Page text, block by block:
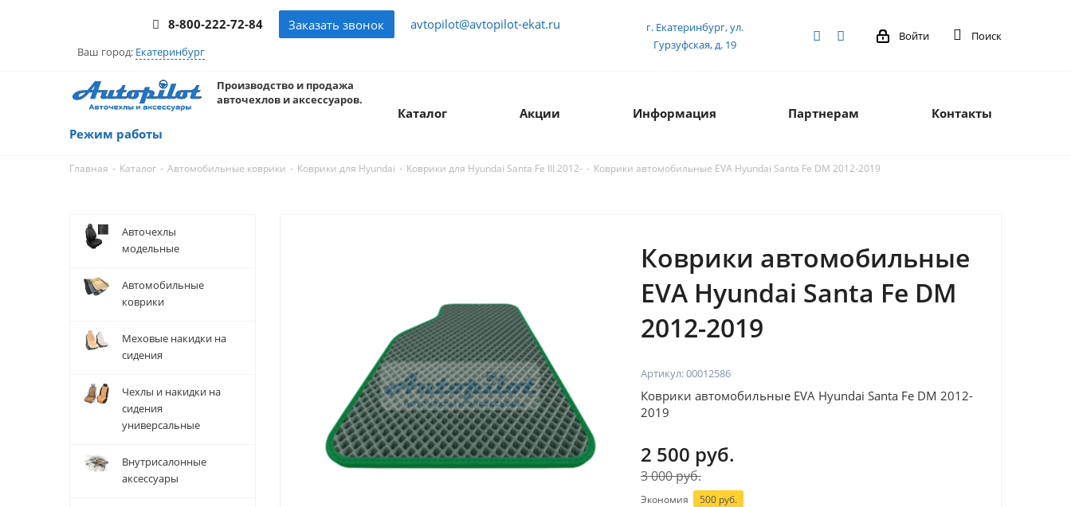
8-800-222-72-84 Заказать звонок avtopilot@avtopilot-ekat.ru
Ваш город: Екатеринбург
г. Екатеринбург, ул.
Гурзуфская, д. 19
Войти Поиск
Производство и продажа
авточехлов и аксессуаров.
Режим работы
Каталог Акции Информация Партнерам Контакты
Главная - Каталог - Автомобильные коврики - Коврики для Hyundai - Коврики для Hyundai Santa Fe III 2012- - Коврики автомобильные EVA Hyundai Santa Fe DM 2012-2019
Авточехлы
модельные
Автомобильные
коврики
Меховые накидки на
сидения
Чехлы и накидки на
сидения
универсальные
Внутрисалонные
аксессуары
Коврики автомобильные
EVA Hyundai Santa Fe DM
2012-2019
Артикул:00012586
Коврики автомобильные EVA Hyundai Santa Fe DM 2012-
2019
2 500 руб.
3 000 руб.
Экономия 500 руб.